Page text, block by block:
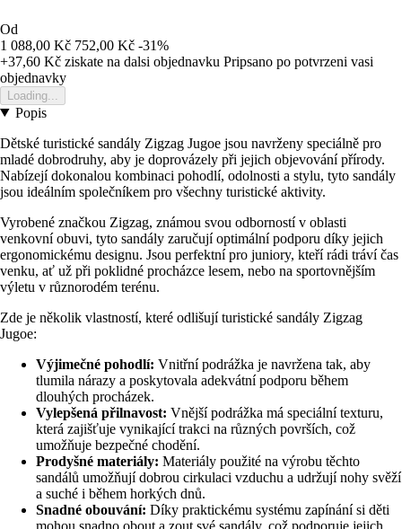
Od
1 088,00 Kč 752,00 Kč -31%
+37,60 Kč ziskate na dalsi objednavku Pripsano po potvrzeni vasi
objednavky
Loading...
Popis
Dětské turistické sandály Zigzag Jugoe jsou navrženy speciálně pro
mladé dobrodruhy, aby je doprovázely při jejich objevování přírody.
Nabízejí dokonalou kombinaci pohodlí, odolnosti a stylu, tyto sandály
jsou ideálním společníkem pro všechny turistické aktivity.
Vyrobené značkou Zigzag, známou svou odborností v oblasti
venkovní obuvi, tyto sandály zaručují optimální podporu díky jejich
ergonomickému designu. Jsou perfektní pro juniory, kteří rádi tráví čas
venku, ať už při poklidné procházce lesem, nebo na sportovnějším
výletu v různorodém terénu.
Zde je několik vlastností, které odlišují turistické sandály Zigzag
Jugoe:
Výjimečné pohodlí: Vnitřní podrážka je navržena tak, aby
tlumila nárazy a poskytovala adekvátní podporu během
dlouhých procházek.
Vylepšená přilnavost: Vnější podrážka má speciální texturu,
která zajišťuje vynikající trakci na různých površích, což
umožňuje bezpečné chodění.
Prodyšné materiály: Materiály použité na výrobu těchto
sandálů umožňují dobrou cirkulaci vzduchu a udržují nohy svěží
a suché i během horkých dnů.
Snadné obouvání: Díky praktickému systému zapínání si děti
mohou snadno obout a zout své sandály, což podporuje jejich